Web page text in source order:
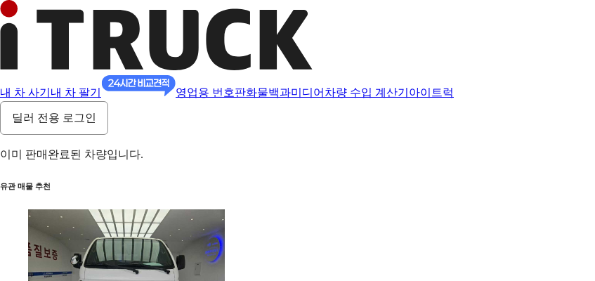
내 차 사기 내 차 팔기 영업용 번호판화물백과미디어 차량 수입 계산기 아이트럭
딜러 전용 로그인
이미 판매완료된 차량입니다.
유관 매물 추천